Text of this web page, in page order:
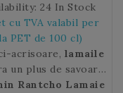
24 In Stock
cu TVA valabil per
PET de 100 cl)
acrisoare, lamaile
un plus de savoare
prospetime.
Rantcho Lamaie